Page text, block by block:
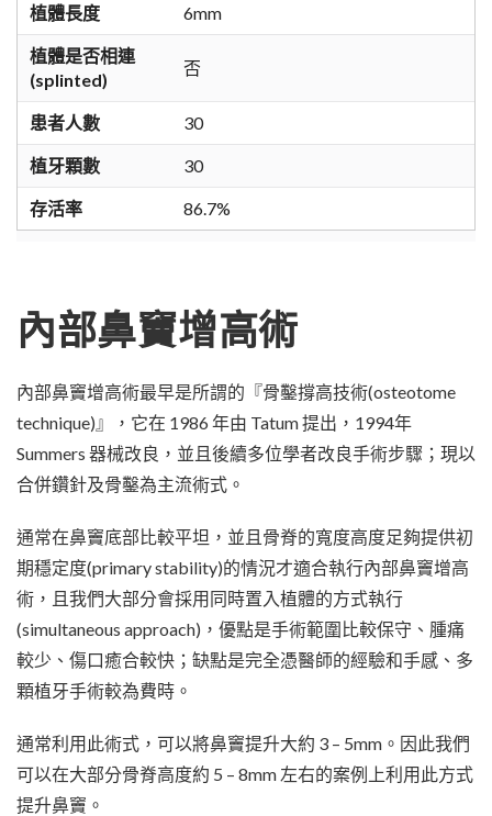
植體長度 6mm
植體是否相連
(splinted)
否
患者人數 30
植牙顆數 30
存活率 86.7%
內部鼻竇增高術
內部鼻竇增高術最早是所謂的『骨鑿撐高技術(osteotome
technique)』，它在 1986 年由 Tatum 提出，1994年
Summers 器械改良，並且後續多位學者改良手術步驟；現以
合併鑽針及骨鑿為主流術式。
通常在鼻竇底部比較平坦，並且骨脊的寬度高度足夠提供初
期穩定度(primary stability)的情況才適合執行內部鼻竇增高
術，且我們大部分會採用同時置入植體的方式執行
(simultaneous approach)，優點是手術範圍比較保守、腫痛
較少、傷口癒合較快；缺點是完全憑醫師的經驗和手感、多
顆植牙手術較為費時。
通常利用此術式，可以將鼻竇提升大約 3 – 5mm。因此我們
可以在大部分骨脊高度約 5 – 8mm 左右的案例上利用此方式
提升鼻竇。